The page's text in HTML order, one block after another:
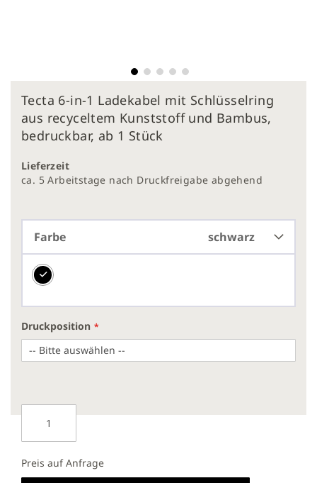
Anfang
der
springen
Tecta 6-in-1 Ladekabel mit Schlüsselring
aus recyceltem Kunststoff und Bambus,
bedruckbar, ab 1 Stück
Lieferzeit
ca. 5 Arbeitstage nach Druckfreigabe abgehend
Farbe schwarz
Druckposition
Preis auf Anfrage